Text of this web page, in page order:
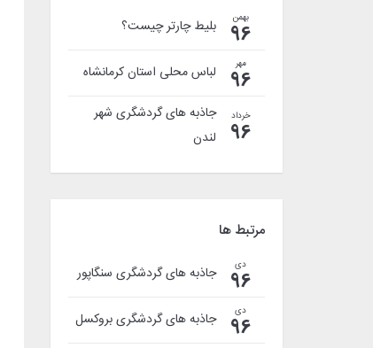
بهمن
96 بلیط چارتر چیست؟
مهر
96 لباس محلی استان کرمانشاه
خرداد
96
جاذبه های گردشگری شهر
لندن
مرتبط ها
دی
96 جاذبه های گردشگری سنگاپور
دی
96 جاذبه های گردشگری بروکسل